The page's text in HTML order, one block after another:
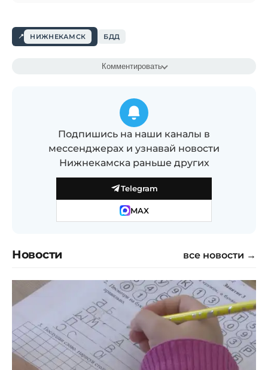
НИЖНЕКАМСК БДД
Комментировать
Подпишись на наши каналы в
мессенджерах и узнавай новости
Нижнекамска раньше других
Telegram
MAX
Новости все новости →